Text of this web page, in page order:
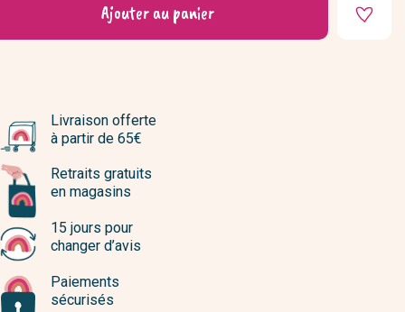
Ajouter au panier
Livraison offerte
à partir de 65€
Retraits gratuits
en magasins
15 jours pour
changer d’avis
Paiements
sécurisés